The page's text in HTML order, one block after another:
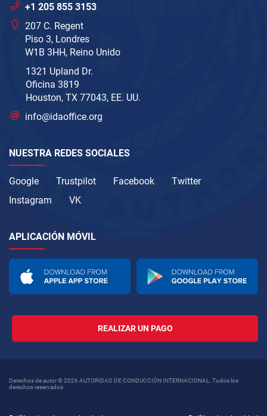
+1 205 855 3153
207 C. Regent
Piso 3, Londres
W1B 3HH, Reino Unido
1321 Upland Dr.
Oficina 3819
Houston, TX 77043, EE. UU.
info@idaoffice.org
NUESTRA REDES SOCIALES
Google Trustpilot Facebook
Twitter
Instagram
VK
APLICACIÓN MÓVIL
REALIZAR UN PAGO
Derechos de autor © 2026 AUTORIDAD DE CONDUCCIÓN INTERNACIONAL. Todos los
derechos reservados